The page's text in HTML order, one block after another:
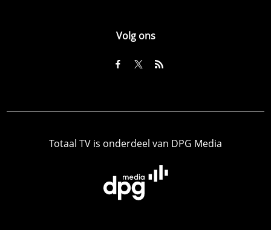
Volg ons
Totaal TV is onderdeel van DPG Media